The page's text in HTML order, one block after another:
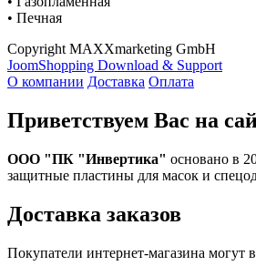
• Печная
Copyright MAXXmarketing GmbH
JoomShopping Download & Support
О компании Доставка Оплата
Приветствуем Вас на
ООО "ПК "Инвертика" основано в
защитные пластины для масок и
Доставка заказов
Покупатели интернет-магазина могут